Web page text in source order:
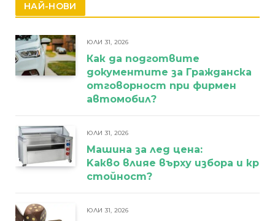
НАЙ-НОВИ
ЮЛИ 31, 2026
Как да подготвите
документите за Гражданска
отговорност при фирмен
автомобил?
ЮЛИ 31, 2026
Машина за лед цена:
Kакво влияе върху избора и
стойност?
ЮЛИ 31, 2026